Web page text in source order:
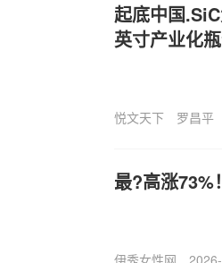
起底中国
英寸产业化
悦文天下 罗昌平
最?高涨73%
伊秀女性网